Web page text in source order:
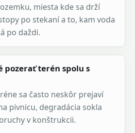
miesta kde sa drží
po stekaní a to, kam voda
po daždi.
pozerať terén spolu s
sa často neskôr prejaví
pivnicu, degradácia sokla
v konštrukcii.